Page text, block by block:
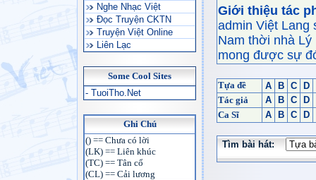
Nghe Nhạc Việt
Đọc Truyện CKTN
Truyện Việt Online
Liên Lạc
Some Cool Sites
- TuoiTho.Net
Ghi Chú
() == Chưa có lời
(LK) == Liên khúc
(TC) == Tân cổ
(CL) == Cải lương
Giới thiệu tác
admin Việt Lang
Nam thời nhà
mong được sự
Tựa đề A B C
D
Tác giả
A B C
D
Ca Sĩ
A B C D
Tìm bài hát: